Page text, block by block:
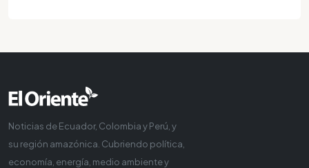
Noticias de Ecuador, Colombia y Perú, y
su región amazónica. Cubriendo política,
economía, energía, medio ambiente y